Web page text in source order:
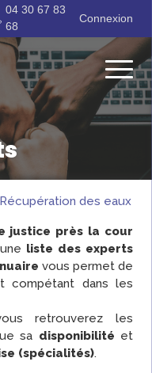
04 30 67 83
68
Connexion
Récupération des eaux
justice près la cour
liste des experts
vous permet de
compétant dans les
retrouverez les
sa disponibilité et
(spécialités).